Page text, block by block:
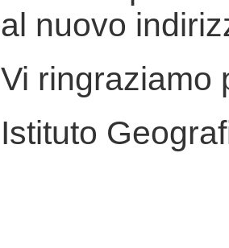
al nuovo
Vi ringraziamo
Istituto